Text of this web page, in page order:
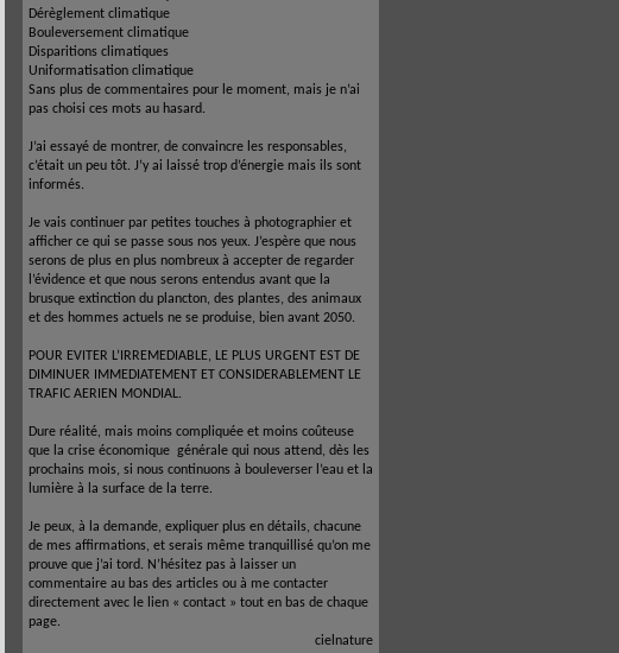
Dérèglement climatique
Bouleversement climatique
Disparitions climatiques
Uniformatisation climatique
Sans plus de commentaires pour le moment, mais je n’ai
pas choisi ces mots au hasard.
J’ai essayé de montrer, de convaincre les responsables,
c’était un peu tôt. J’y ai laissé trop d’énergie mais ils sont
informés.
Je vais continuer par petites touches à photographier et
afficher ce qui se passe sous nos yeux. J’espère que nous
serons de plus en plus nombreux à accepter de regarder
l’évidence et que nous serons entendus avant que la
brusque extinction du plancton, des plantes, des animaux
et des hommes actuels ne se produise, bien avant 2050.
POUR EVITER L’IRREMEDIABLE, LE PLUS URGENT EST DE
DIMINUER IMMEDIATEMENT ET CONSIDERABLEMENT LE
TRAFIC AERIEN MONDIAL.
Dure réalité, mais moins compliquée et moins coûteuse
que la crise économique générale qui nous attend, dès les
prochains mois, si nous continuons à bouleverser l’eau et la
lumière à la surface de la terre.
Je peux, à la demande, expliquer plus en détails, chacune
de mes affirmations, et serais même tranquillisé qu’on me
prouve que j’ai tord. N’hésitez pas à laisser un
commentaire au bas des articles ou à me contacter
directement avec le lien « contact » tout en bas de chaque
page.
cielnature